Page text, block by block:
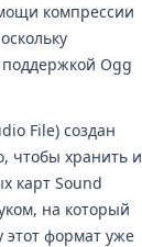
компрессии
Ogg
File) создан
чтобы хранить и
карт Sound
на который
этот формат уже